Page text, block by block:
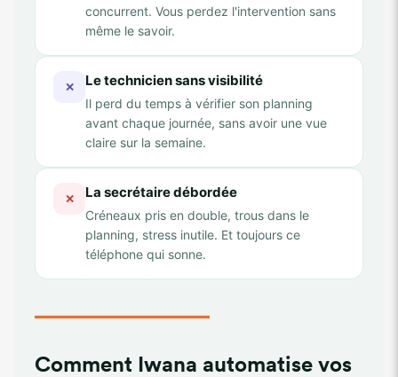
concurrent. Vous perdez l'intervention sans
même le savoir.
✕ Le technicien sans visibilité
Il perd du temps à vérifier son planning
avant chaque journée, sans avoir une vue
claire sur la semaine.
✕ La secrétaire débordée
Créneaux pris en double, trous dans le
planning, stress inutile. Et toujours ce
téléphone qui sonne.
Comment Iwana automatise vos